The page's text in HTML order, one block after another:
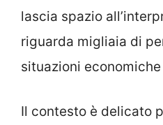
lascia spazio
riguarda migliaia di
situazioni
Il contesto è delicato